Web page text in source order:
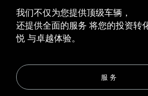
我们不仅为您提供顶级车辆，
还提供全面的服务 将您的投资转
悦 与卓越体验。
服务